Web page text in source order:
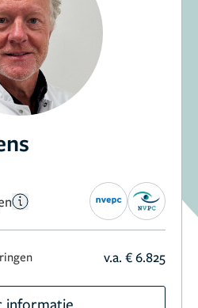
v.a. € 6.825
informatie